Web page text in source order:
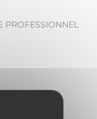
PROFESSIONNEL